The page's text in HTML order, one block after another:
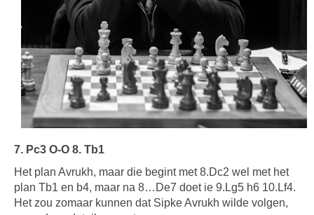
7. Pc3 O-O 8. Tb1
Het plan Avrukh, maar die begint met 8.Dc2 wel met het
plan Tb1 en b4, maar na 8…De7 doet ie 9.Lg5 h6 10.Lf4.
Het zou zomaar kunnen dat Sipke Avrukh wilde volgen,